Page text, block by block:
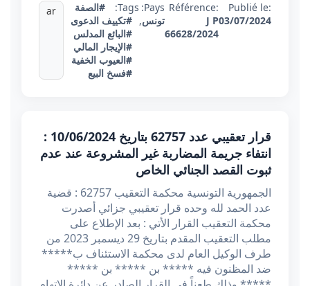
Publié le:
03/07/2024
Référence:
J P
66628/2024
Pays:
تونس,
Tags:
#الصفة
#تكييف الدعوى
#البائع المدلس
#الإيجار المالي
#العيوب الخفية
#فسخ البيع
ar
قرار تعقيبي عدد 62757 بتاريخ 10/06/2024 :
انتفاء جريمة المضاربة غير المشروعة عند عدم
ثبوت القصد الجنائي الخاص
الجمهورية التونسية محكمة التعقيب 62757 : قضية
عدد الحمد لله وحده قرار تعقيبي جزائي أصدرت
محكمة التعقيب القرار الأتي : بعد الإطلاع على
مطلب التعقيب المقدم بتاريخ 29 ديسمبر 2023 من
طرف الوكيل العام لدى محكمة الاستئناف ب*****
ضد المظنون فيه ***** بن ***** بن *****